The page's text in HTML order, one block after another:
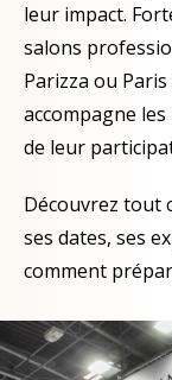
leur impact.
salons
Parizza ou
accompagne
de leur
Découvrez tout
ses dates, ses
comment